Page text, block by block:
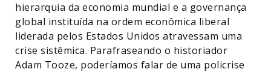
hierarquia da economia mundial e a governança
global instituída na ordem econômica liberal
liderada pelos Estados Unidos atravessam uma
crise sistêmica. Parafraseando o historiador
Adam Tooze, poderíamos falar de uma policrise